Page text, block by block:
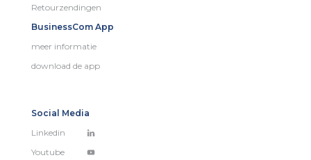
Retourzendingen
BusinessCom App
meer informatie
download de app
Social Media
Linkedin
Youtube